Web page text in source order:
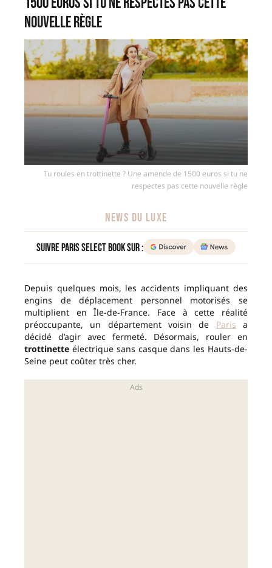
nouvelle règle
Tu roules en trottinette ? Une amende de 1500 euros si tu ne
respectes pas cette nouvelle règle
NEWS DU LUXE
Suivre Paris Select Book sur :
Depuis quelques mois, les accidents impliquant des
engins de déplacement personnel motorisés se
multiplient en Île-de-France. Face à cette réalité
préoccupante, un département voisin de Paris a
décidé d’agir avec fermeté. Désormais, rouler en
trottinette électrique sans casque dans les Hauts-de-
Seine peut coûter très cher.